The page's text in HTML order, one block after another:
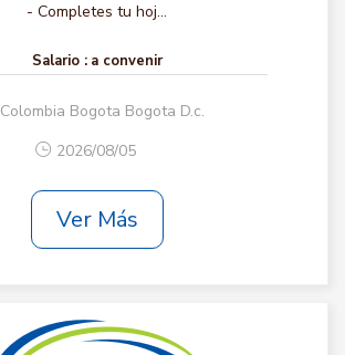
- Completes tu hoj...
Salario : a convenir
Colombia Bogota Bogota D.c.
2026/08/05
Ver Más